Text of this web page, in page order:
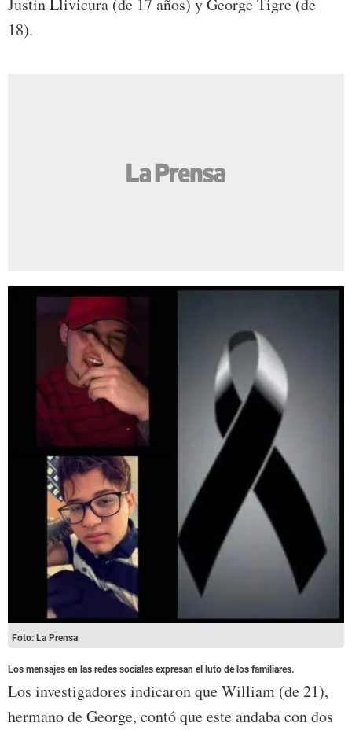
Justin Llivicura (de 17 años) y George Tigre (de
18).
Foto: La Prensa
Los mensajes en las redes sociales expresan el luto de los familiares.
Los investigadores indicaron que William (de 21),
hermano de George, contó que este andaba con dos